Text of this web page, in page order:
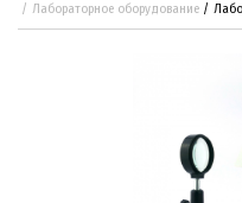
Лабораторное оборудование